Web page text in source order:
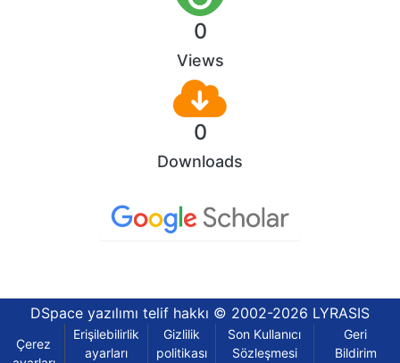
0
Views
0
Downloads
DSpace yazılımı telif hakkı © 2002-2026 LYRASIS
Çerez
Erişilebilirlik
ayarları
Gizlilik
politikası
Son Kullanıcı
Sözleşmesi
Geri
Bildirim